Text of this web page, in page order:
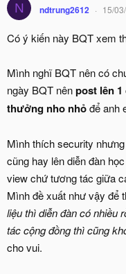
N ndtrung2612 15/
Có ý kiến này BQT xem
Mình nghĩ BQT nên có
ngày BQT nênpost lên
thưởng nho nhỏđể anh
Mình thích security
cũng hay lên diễn đàn
view chứ tương tác giữa
Mình đề xuất như vậy để
liệu thì diễn đàn có nhiều
tác cộng đồng thì cũng
cho vui.